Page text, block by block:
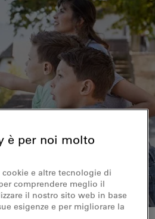
è per noi molto
e altre tecnologie di
comprendere meglio il
il nostro sito web in base
esigenze e per migliorare la